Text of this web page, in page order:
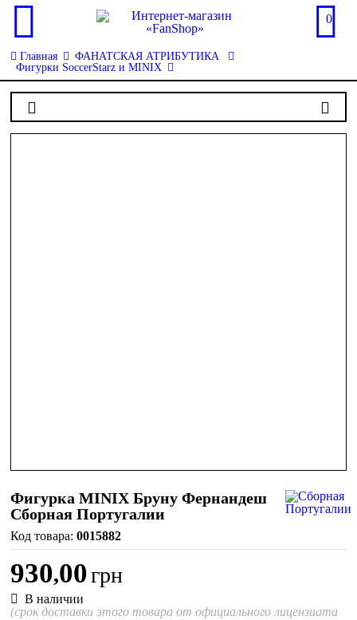
0
Главная
ФАНАТСКАЯ АТРИБУТИКА
Фигурки SoccerStarz и MINIX
Фигурка MINIX Бруну Фернандеш
Сборная Португалии
0015882
930,00грн
В наличии
(срок доставки этого товара от официального лицензиата